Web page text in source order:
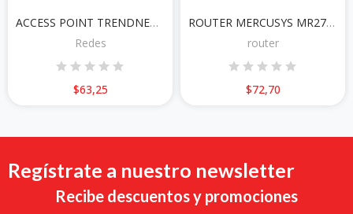
ACCESS POINT TRENDNET TEW-638APB 300MBPS
Redes
$63,25
ROUTER MERCUSYS MR27BE
router
$72,70
Regístrate a nuestro newsletter
Recibe descuentos y promociones